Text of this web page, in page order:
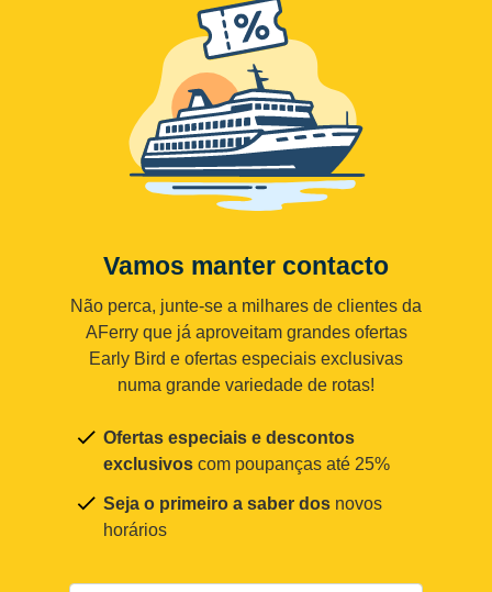
Vamos manter contacto
Não perca, junte-se a milhares de clientes da
AFerry que já aproveitam grandes ofertas
Early Bird e ofertas especiais exclusivas
numa grande variedade de rotas!
Ofertas especiais e descontos
exclusivos com poupanças até 25%
Seja o primeiro a saber dos novos
horários